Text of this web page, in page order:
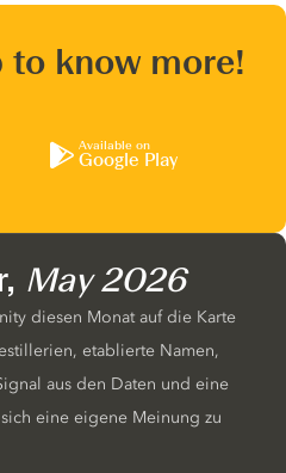
know more!
Available on
Google Play
May 2026
diesen Monat auf die Karte
etablierte Namen,
aus den Daten und eine
eine eigene Meinung zu